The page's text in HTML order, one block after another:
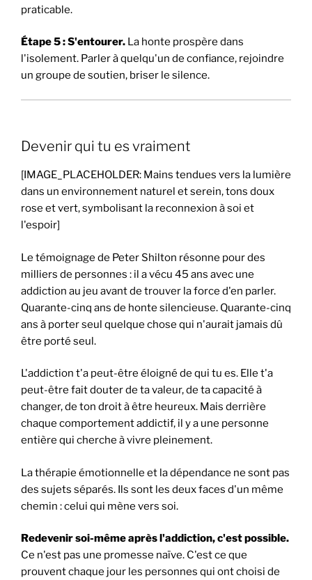
praticable.
Étape 5 : S'entourer. La honte prospère dans
l'isolement. Parler à quelqu'un de confiance, rejoindre
un groupe de soutien, briser le silence.
Devenir qui tu es vraiment
[IMAGE_PLACEHOLDER: Mains tendues vers la lumière
dans un environnement naturel et serein, tons doux
rose et vert, symbolisant la reconnexion à soi et
l'espoir]
Le témoignage de Peter Shilton résonne pour des
milliers de personnes : il a vécu 45 ans avec une
addiction au jeu avant de trouver la force d'en parler.
Quarante-cinq ans de honte silencieuse. Quarante-cinq
ans à porter seul quelque chose qui n'aurait jamais dû
être porté seul.
L'addiction t'a peut-être éloigné de qui tu es. Elle t'a
peut-être fait douter de ta valeur, de ta capacité à
changer, de ton droit à être heureux. Mais derrière
chaque comportement addictif, il y a une personne
entière qui cherche à vivre pleinement.
La thérapie émotionnelle et la dépendance ne sont pas
des sujets séparés. Ils sont les deux faces d'un même
chemin : celui qui mène vers soi.
Redevenir soi-même après l'addiction, c'est possible.
Ce n'est pas une promesse naïve. C'est ce que
prouvent chaque jour les personnes qui ont choisi de